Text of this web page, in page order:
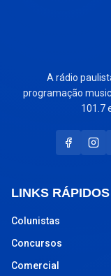
A rádio
programação
101.7
LINKS RÁPIDOS
Colunistas
Concursos
Comercial